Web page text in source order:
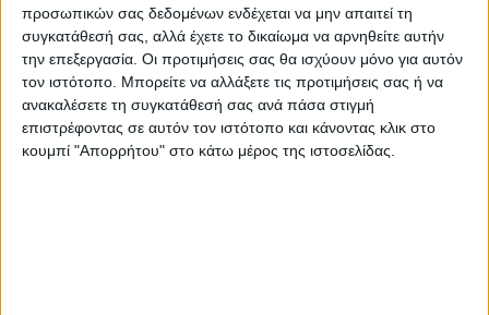
προσωπικών σας δεδομένων ενδέχεται να μην απαιτεί τη
συγκατάθεσή σας, αλλά έχετε το δικαίωμα να αρνηθείτε αυτήν
την επεξεργασία. Οι προτιμήσεις σας θα ισχύουν μόνο για αυτόν
τον ιστότοπο. Μπορείτε να αλλάξετε τις προτιμήσεις σας ή να
ανακαλέσετε τη συγκατάθεσή σας ανά πάσα στιγμή
επιστρέφοντας σε αυτόν τον ιστότοπο και κάνοντας κλικ στο
κουμπί "Απορρήτου" στο κάτω μέρος της ιστοσελίδας.